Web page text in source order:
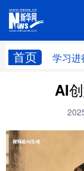
首页 学习进
学习进行时
台湾
AI